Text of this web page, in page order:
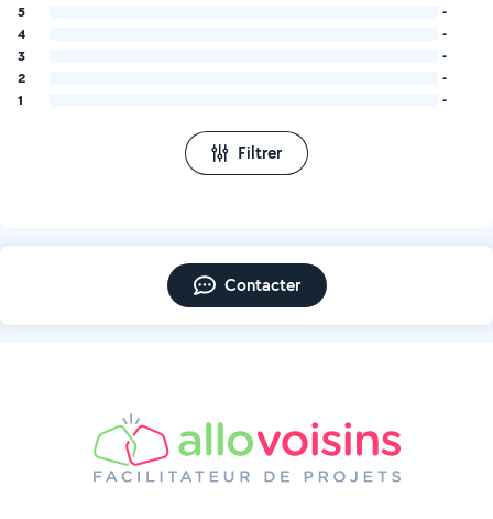
5
-
4
-
3
-
2
-
1
-
Filtrer
Contacter